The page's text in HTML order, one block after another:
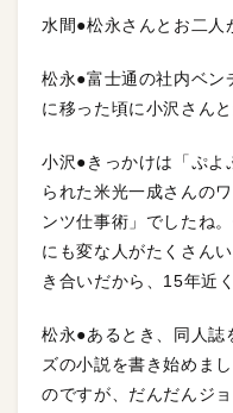
水間●松永さんとお二人
松永●富士通の社内ベン
に移った頃に小沢さん
小沢●きっかけは「ぷよ
られた米光一成さんの
ンツ仕事術」でしたね
にも変な人がたくさん
き合いだから、15年近く
松永●あるとき、同人誌
ズの小説を書き始めま
のですが、だんだんジ